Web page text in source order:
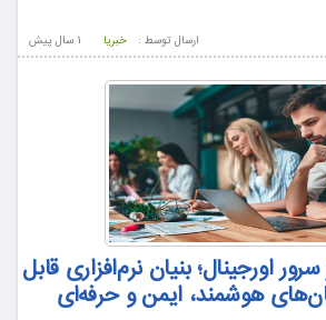
1 سال پيش ارسال توسط : خبریا
اورجینال؛ بنیان نرم‌افزاری قابل
هوشمند، ایمن و حرفه‌ای